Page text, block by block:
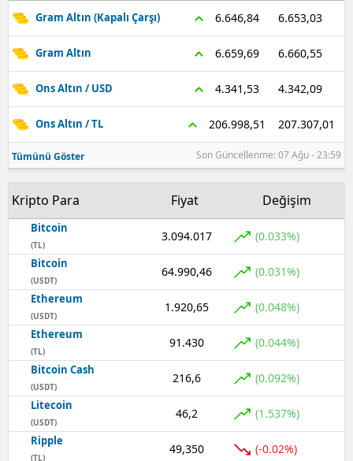
Gram Altın (Kapalı Çarşı) 6.646,84 6.653,03
Gram Altın 6.659,69 6.660,55
Ons Altın / USD 4.341,53 4.342,09
Ons Altın / TL 206.998,51 207.307,01
Tümünü Göster Son Güncellenme: 07 Ağu - 23:59
Kripto Para Fiyat Değişim
Bitcoin
(TL)
3.094.017 (0.033%)
Bitcoin
(USDT)
64.990,46 (0.031%)
Ethereum
(USDT)
1.920,65 (0.048%)
Ethereum
(TL)
91.430 (0.044%)
Bitcoin Cash
(USDT)
216,6 (0.092%)
Litecoin
(USDT)
46,2 (1.537%)
Ripple
(TL)
49,350 (-0.02%)